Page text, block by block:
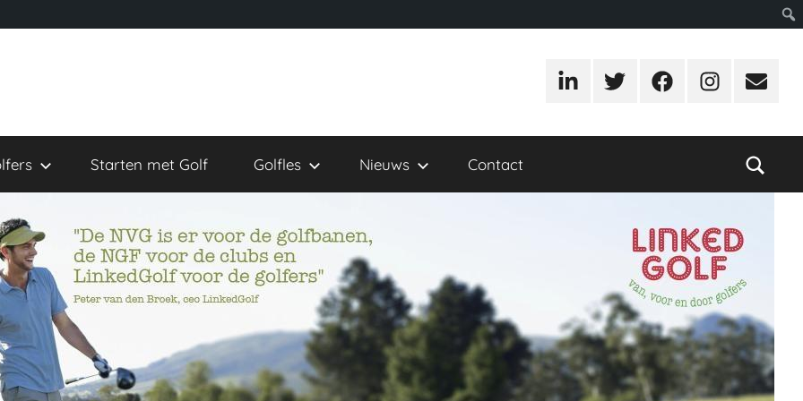
LinkedInTwitterFacebookInstagram
E-
Starten met Golf Golfles Nieuws Contact